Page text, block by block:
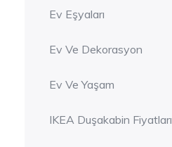
Ev Eşyaları
Ev Ve Dekorasyon
Ev Ve Yaşam
IKEA Duşakabin Fiyatları